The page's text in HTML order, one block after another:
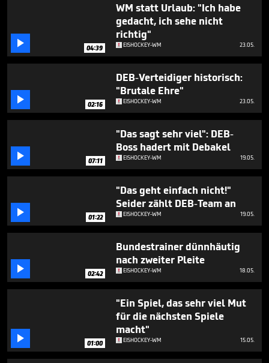
 04:39
WM statt Urlaub: "Ich habe
gedacht, ich sehe nicht
richtig"
EISHOCKEY-WM 23.05.
 02:16
DEB-Verteidiger historisch:
"Brutale Ehre"
EISHOCKEY-WM 23.05.
 07:11
"Das sagt sehr viel": DEB-
Boss hadert mit Debakel
EISHOCKEY-WM 19.05.
 01:22
"Das geht einfach nicht!"
Seider zählt DEB-Team an
EISHOCKEY-WM 19.05.
 02:42
Bundestrainer dünnhäutig
nach zweiter Pleite
EISHOCKEY-WM 18.05.
 01:00
"Ein Spiel, das sehr viel Mut
für die nächsten Spiele
macht"
EISHOCKEY-WM 15.05.